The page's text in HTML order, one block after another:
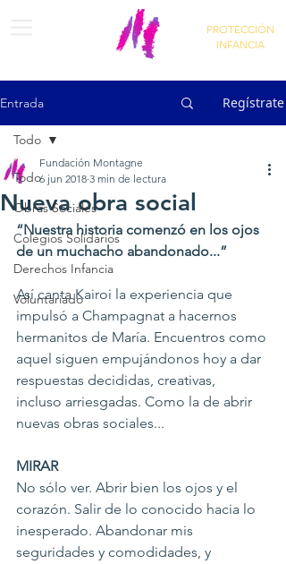
PROTECCIÓN
INFANCIA
Entrada Regístrate
Todo
Obras Sociales
Colegios Solidarios
Derechos Infancia
Voluntariado
Todo
Nueva obra social
Fundación Montagne
6 jun 2018 3 min de lectura
“Nuestra historia comenzó en los ojos
de un muchacho abandonado...”
Así canta Kairoi la experiencia que
impulsó a Champagnat a hacernos
hermanitos de María. Encuentros como
aquel siguen empujándonos hoy a dar
respuestas decididas, creativas,
incluso arriesgadas. Como la de abrir
nuevas obras sociales...
MIRAR
No sólo ver. Abrir bien los ojos y el
corazón. Salir de lo conocido hacia lo
inesperado. Abandonar mis
seguridades y comodidades, y